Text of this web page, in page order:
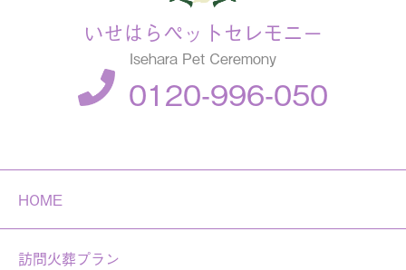
いせはらペットセレモニー
Isehara Pet Ceremony
0120-996-050
HOME
訪問火葬プラン